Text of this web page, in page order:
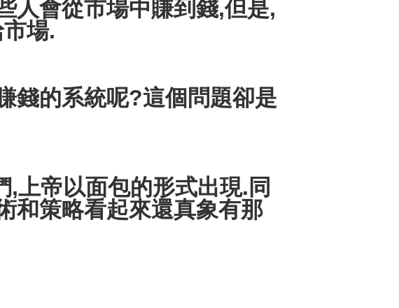
人會從市場中賺到錢,但是,
場.
的系統呢?這個問題卻是
上帝以面包的形式出現.同
和策略看起來還真象有那